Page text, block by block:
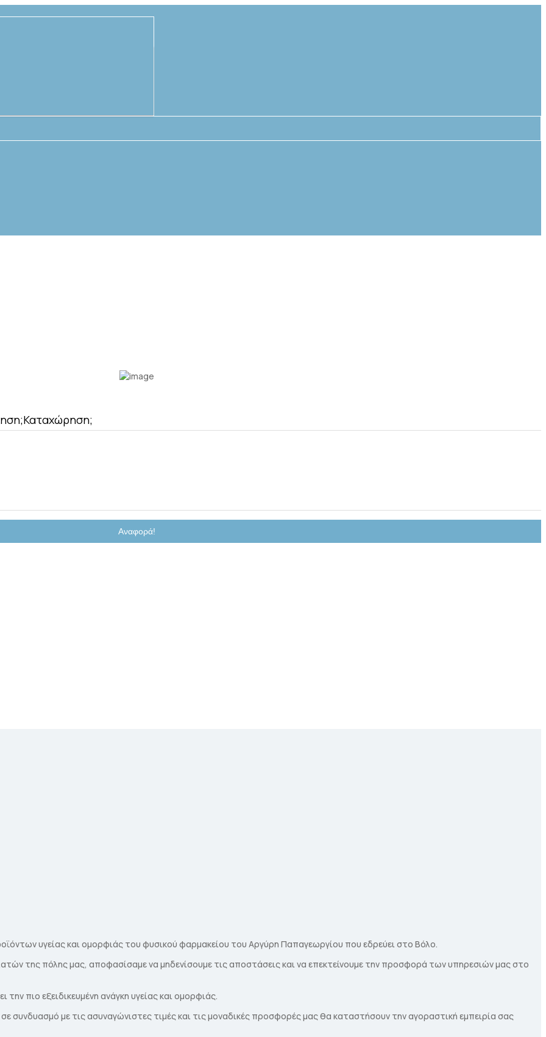
Καταχώρηση;
Αναφορά!
υγείας και ομορφιάς του φυσικού φαρμακείου του Αργύρη Παπαγεωργίου που εδρεύει στο Βόλο.
της πόλης μας, αποφασίσαμε να μηδενίσουμε τις αποστάσεις και να επεκτείνουμε την προσφορά των υπηρεσιών μας στο
πιο εξειδικευμένη ανάγκη υγείας και ομορφιάς.
συνδυασμό με τις ασυναγώνιστες τιμές και τις μοναδικές προσφορές μας θα καταστήσουν την αγοραστική εμπειρία σας